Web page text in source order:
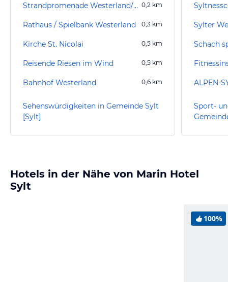
Strandpromenade Westerland/Sylt 0,2 km
Rathaus / Spielbank Westerland 0,3 km
Kirche St. Nicolai 0,5 km
Reisende Riesen im Wind 0,5 km
Bahnhof Westerland 0,6 km
Sehenswürdigkeiten in Gemeinde Sylt
[Sylt]
Sylter
Schach
ALPEN-
Sport-
Hotels in der Nähe von Marin Hotel
Sylt
100%